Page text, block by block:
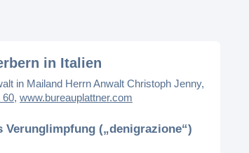
in Italien
in Mailand Herrn Anwalt Christoph Jenny,
60, www.bureauplattner.com
(„denigrazione“)